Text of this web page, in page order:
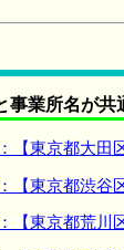
事業所名が共
東京都大田
東京都渋谷
東京都荒川